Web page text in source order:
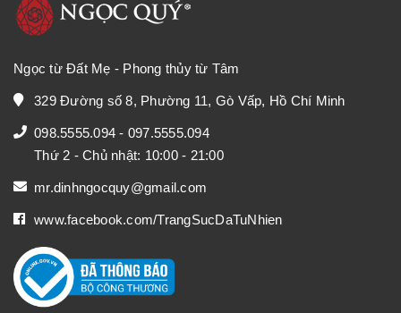
Ngọc từ Đất Mẹ - Phong thủy từ Tâm
329 Đường số 8, Phường 11, Gò Vấp, Hồ Chí Minh
098.5555.094 - 097.5555.094
Thứ 2 - Chủ nhật: 10:00 - 21:00
mr.dinhngocquy@gmail.com
www.facebook.com/TrangSucDaTuNhien